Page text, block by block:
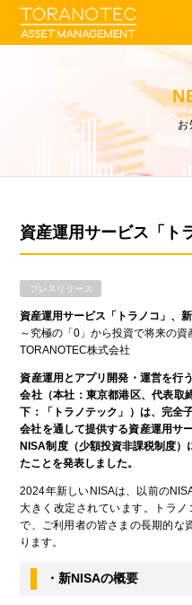
お
資産運用サービス「ト
プレスリリース
資産運用サービス「トラノコ」、
～究極の「0」から投資で将来の資
TORANOTEC株式会社
資産運用とアプリ開発・運営を行
会社（本社：東京都港区、代表取
下：「トラノテック」）は、完全
会社を通して提供する資産運用サ
NISA制度（少額投資非課税制度
たことを発表しました。
2024年新しいNISAは、以前の
大きく改定されています。トラ
で、ご利用者の皆さまの長期的な
ります。
・新NISAの概要